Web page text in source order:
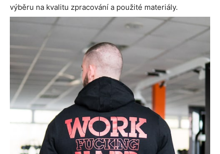
výběru na kvalitu zpracování a použité materiály.